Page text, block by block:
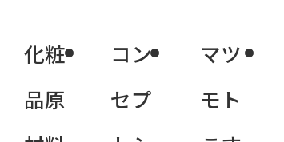
化粧
品原
コン
セプ
マツ
モト